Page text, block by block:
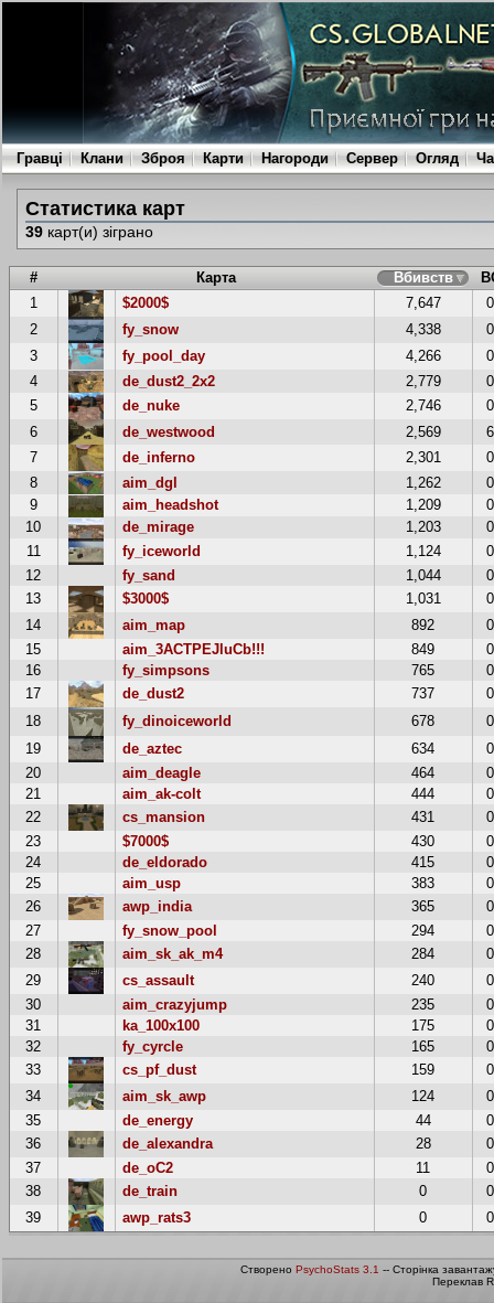
Гравці Клани Зброя Карти Нагороди Сервер Огляд
Статистика карт
39карт(и) зіграно
# Карта Вбивств
1
$2000$ 7,647
0
2
fy_snow 4,338
0
3
fy_pool_day 4,266
0
4
de_dust2_2x2 2,779
0
5
de_nuke 2,746
0
6
de_westwood 2,569
6
7
de_inferno 2,301
0
8
aim_dgl 1,262
0
9
aim_headshot 1,209
0
10
de_mirage 1,203
0
11
fy_iceworld 1,124
0
12
fy_sand 1,044
0
13
$3000$ 1,031
0
14
aim_map 892
0
15
aim_3ACTPEJluCb!!! 849
0
16
fy_simpsons 765
0
17
de_dust2 737
0
18
fy_dinoiceworld 678
0
19
de_aztec 634
0
20
aim_deagle 464
0
21
aim_ak-colt 444
0
22
cs_mansion 431
0
23
$7000$ 430
0
24
de_eldorado 415
0
25
aim_usp 383
0
26
awp_india 365
0
27
fy_snow_pool 294
0
28
aim_sk_ak_m4 284
0
29
cs_assault 240
0
30
aim_crazyjump 235
0
31
ka_100x100 175
0
32
fy_cyrcle 165
0
33
cs_pf_dust 159
0
34
aim_sk_awp 124
0
35
de_energy 44
0
36
de_alexandra 28
0
37
de_oC2 11
0
38
de_train 0
0
39
awp_rats3 0 0
Створено PsychoStats 3.1 -- Сторінка
Переклав